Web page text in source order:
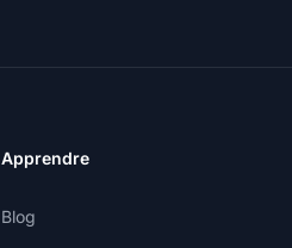
Apprendre
Blog